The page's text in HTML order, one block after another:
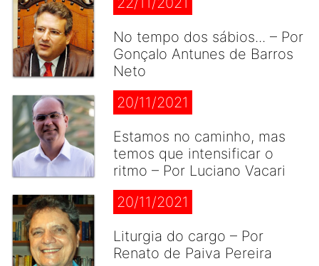
No tempo dos sábios... – Por
Gonçalo Antunes de Barros
Neto
20/11/2021
Estamos no caminho, mas
temos que intensificar o
ritmo – Por Luciano Vacari
20/11/2021
Liturgia do cargo – Por
Renato de Paiva Pereira